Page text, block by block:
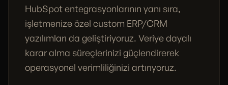
HubSpot entegrasyonlarının yanı sıra,
işletmenize özel custom ERP/CRM
yazılımları da geliştiriyoruz. Veriye dayalı
karar alma süreçlerinizi güçlendirerek
operasyonel verimliliğinizi artırıyoruz.